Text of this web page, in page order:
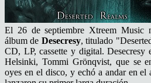
El 26 de septiembre Xtreem Music
álbum de Desecresy, titulado
CD, LP, cassette y digital. Desecresy
Helsinki, Tommi Grönqvist, que se
oyes en el disco, y echó a andar en